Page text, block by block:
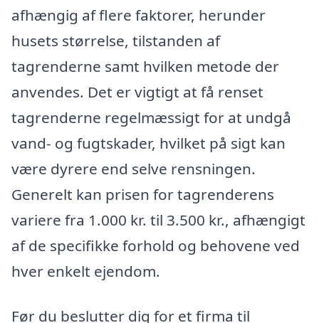
afhængig af flere faktorer, herunder
husets størrelse, tilstanden af
tagrenderne samt hvilken metode der
anvendes. Det er vigtigt at få renset
tagrenderne regelmæssigt for at undgå
vand- og fugtskader, hvilket på sigt kan
være dyrere end selve rensningen.
Generelt kan prisen for tagrenderens
variere fra 1.000 kr. til 3.500 kr., afhængigt
af de specifikke forhold og behovene ved
hver enkelt ejendom.
Før du beslutter dig for et firma til